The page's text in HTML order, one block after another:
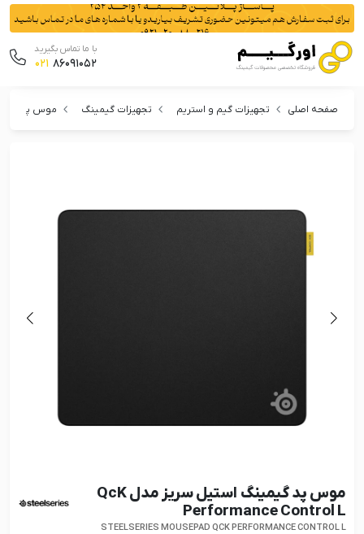
با ما تماس بگیرید
021 86091052
صفحه اصلی تجهیزات گیم و استریم تجهیزات گیمینگ موس پد
موس پد گیمینگ استیل سریز مدل QcK
Performance Control L
STEELSERIES MOUSEPAD QCK PERFORMANCE CONTROL L